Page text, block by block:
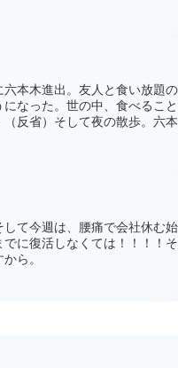
本木進出。友人と食い放題
なった。世の中、食べるこ
反省）そして夜の散歩。六
て今週は、腰痛で会社休む
に復活しなくては！！！！
ら。